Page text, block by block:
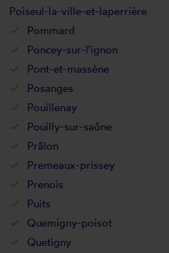
Poiseul-la-ville-et-laperrière
Pommard
Poncey-sur-l'ignon
Pont-et-massène
Posanges
Pouillenay
Pouilly-sur-saône
Prâlon
Premeaux-prissey
Prenois
Puits
Quemigny-poisot
Quetigny